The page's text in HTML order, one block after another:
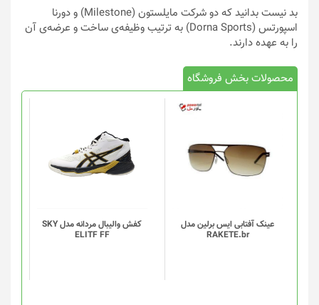
بد نیست بدانید که دو شرکت مایلستون (Milestone) و دورنا
اسپورتس (Dorna Sports) به ترتیب وظیفه‌ی ساخت و عرضه‌ی آن
را به عهده دارند.
محصولات بخش فروشگاه
عینک آفتابی ایس برلین مدل
RAKETE.br
کفش والیبال مردانه مدل SKY
ELITF FF
دارای
انواع
مختلفی
گزینه
ها